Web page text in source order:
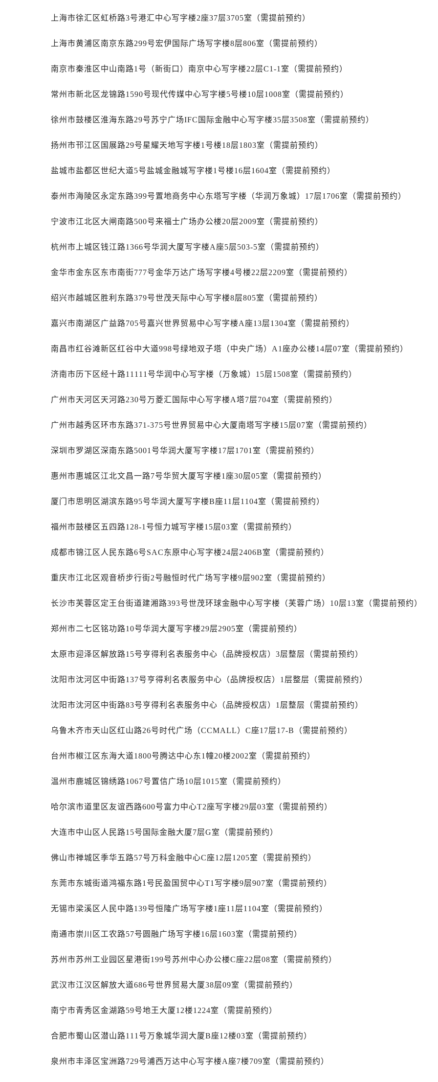
西安市碑林区南关正街88号华侨城长安国际中心E座6楼10室（需提前预约）
唐山市路南区新华东道100号万达广场写字楼A座10层1002室（需提前预约）
内蒙古自治区呼和浩特市玉泉区大学西街70号华润万象城写字楼（鄂尔多斯大厦）23层2326室（需提
重庆市解放碑渝中区民权路28号英利国际金融中心写字楼20层01室（需提前预约）
黑龙江省黑河市爱辉区中央街帝舵售后服务中心（需提前预约）
黑龙江省佳木斯市向阳区长安路帝舵售后服务中心（需提前预约）
黑龙江省七台河市桃山区大同街帝舵售后服务中心（需提前预约）
黑龙江省双鸭山市尖山区新兴大街帝舵售后服务中心（需提前预约）
黑龙江省伊春市伊美区通河路帝舵售后服务中心（需提前预约）
吉林省白山市浑江区浑江大街帝舵售后服务中心（需提前预约）
吉林省梅河口市新华街道梅河大街帝舵售后服务中心（需提前预约）
吉林省松原市宁江区五环大街帝舵售后服务中心（需提前预约）
吉林省延边市延吉市解放路帝舵售后服务中心（需提前预约）
辽宁省本溪市平山区胜利路帝舵售后服务中心（需提前预约）
辽宁省丹东市振兴区七经街帝舵售后服务中心（需提前预约）
辽宁省阜新市海州区解放大街帝舵售后服务中心（需提前预约）
辽宁省辽阳市白塔区新运大街帝舵售后服务中心（需提前预约）
辽宁省铁岭市银州区南马路帝舵售后服务中心（需提前预约）
辽宁省沈阳市沈河区中街路137号亨得利名表维修授权店1楼帝舵售后服务中心（需提前预约）
北京市朝阳区建国门外大街甲6号华熙国际中心D座11层1102室帝舵售后服务中心（需提前预约）
河北省保定市竞秀区朝阳北大街北国先天下帝舵售后服务中心（需提前预约）
内蒙古自治区巴彦淖尔市临河区新华街帝舵售后服务中心（需提前预约）
内蒙古自治区鄂尔多斯市东胜区伊金霍洛街帝舵售后服务中心（需提前预约）
内蒙古自治区通辽市科尔沁区明仁大街帝舵售后服务中心（需提前预约）
内蒙古自治区乌兰察布市集宁区恩和大街帝舵售后服务中心（需提前预约）
内蒙古自治区兴安盟市乌兰浩特市兴安大街帝舵售后服务中心（需提前预约）
山西省晋城市城区黄华街帝舵售后服务中心（需提前预约）
山西省临汾市尧都区解放路帝舵售后服务中心（需提前预约）
山西省忻州市忻府区和平东街与七一南路交叉口帝舵售后服务中心（需提前预约）
山西省运城市盐湖区河东街帝舵售后服务中心（需提前预约）
山西省太原市迎泽区迎泽街道解放路15号亨得利名表维修授权店3楼帝舵售后服务中心（需提前预约）
安徽省安庆市迎江区人民路帝舵售后服务中心（需提前预约）
安徽省亳州市谯城区魏武大道帝舵售后服务中心（需提前预约）
安徽省滁州市琅琊区南谯北路帝舵售后服务中心（需提前预约）
安徽省淮南市田家庵区国庆中路帝舵售后服务中心（需提前预约）
安徽省六安市金安区解放中路帝舵售后服务中心（需提前预约）
上海市徐汇区虹桥路3号港汇中心写字楼2座37层3705室（需提前预约）
上海市黄浦区南京东路299号宏伊国际广场写字楼8层806室（需提前预约）
南京市秦淮区中山南路1号（新街口）南京中心写字楼22层C1-1室（需提前预约）
常州市新北区龙锦路1590号现代传媒中心写字楼5号楼10层1008室（需提前预约）
徐州市鼓楼区淮海东路29号苏宁广场IFC国际金融中心写字楼35层3508室（需提前预约）
扬州市邗江区国展路29号星耀天地写字楼1号楼18层1803室（需提前预约）
盐城市盐都区世纪大道5号盐城金融城写字楼1号楼16层1604室（需提前预约）
泰州市海陵区永定东路399号置地商务中心东塔写字楼（华润万象城）17层1706室（需提前预约）
宁波市江北区大闸南路500号来福士广场办公楼20层2009室（需提前预约）
杭州市上城区钱江路1366号华润大厦写字楼A座5层503-5室（需提前预约）
金华市金东区东市南街777号金华万达广场写字楼4号楼22层2209室（需提前预约）
绍兴市越城区胜利东路379号世茂天际中心写字楼8层805室（需提前预约）
嘉兴市南湖区广益路705号嘉兴世界贸易中心写字楼A座13层1304室（需提前预约）
南昌市红谷滩新区红谷中大道998号绿地双子塔（中央广场）A1座办公楼14层07室（需提前预约）
济南市历下区经十路11111号华润中心写字楼（万象城）15层1508室（需提前预约）
广州市天河区天河路230号万菱汇国际中心写字楼A塔7层704室（需提前预约）
广州市越秀区环市东路371-375号世界贸易中心大厦南塔写字楼15层07室（需提前预约）
深圳市罗湖区深南东路5001号华润大厦写字楼17层1701室（需提前预约）
惠州市惠城区江北文昌一路7号华贸大厦写字楼1座30层05室（需提前预约）
厦门市思明区湖滨东路95号华润大厦写字楼B座11层1104室（需提前预约）
福州市鼓楼区五四路128-1号恒力城写字楼15层03室（需提前预约）
成都市锦江区人民东路6号SAC东原中心写字楼24层2406B室（需提前预约）
重庆市江北区观音桥步行街2号融恒时代广场写字楼9层902室（需提前预约）
长沙市芙蓉区定王台街道建湘路393号世茂环球金融中心写字楼（芙蓉广场）10层13室（需提前预约）
郑州市二七区铭功路10号华润大厦写字楼29层2905室（需提前预约）
太原市迎泽区解放路15号亨得利名表服务中心（品牌授权店）3层整层（需提前预约）
沈阳市沈河区中街路137号亨得利名表服务中心（品牌授权店）1层整层（需提前预约）
沈阳市沈河区中街路83号亨得利名表服务中心（品牌授权店）1层整层（需提前预约）
乌鲁木齐市天山区红山路26号时代广场（CCMALL）C座17层17-B（需提前预约）
台州市椒江区东海大道1800号腾达中心东1幢20楼2002室（需提前预约）
温州市鹿城区锦绣路1067号置信广场10层1015室（需提前预约）
哈尔滨市道里区友谊西路600号富力中心T2座写字楼29层03室（需提前预约）
大连市中山区人民路15号国际金融大厦7层G室（需提前预约）
佛山市禅城区季华五路57号万科金融中心C座12层1205室（需提前预约）
东莞市东城街道鸿福东路1号民盈国贸中心T1写字楼9层907室（需提前预约）
无锡市梁溪区人民中路139号恒隆广场写字楼1座11层1104室（需提前预约）
南通市崇川区工农路57号圆融广场写字楼16层1603室（需提前预约）
苏州市苏州工业园区星港街199号苏州中心办公楼C座22层08室（需提前预约）
武汉市江汉区解放大道686号世界贸易大厦38层09室（需提前预约）
南宁市青秀区金湖路59号地王大厦12楼1224室（需提前预约）
合肥市蜀山区潜山路111号万象城华润大厦B座12楼03室（需提前预约）
泉州市丰泽区宝洲路729号浦西万达中心写字楼A座7楼709室（需提前预约）